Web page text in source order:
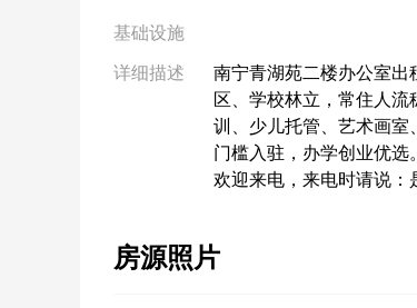
基础设施
详细描述
南宁青湖苑二楼办公室出
区、学校林立，常住人
训、少儿托管、艺术画室
门槛入驻，办学创业优选。
欢迎来电，来电时请说：
房源照片